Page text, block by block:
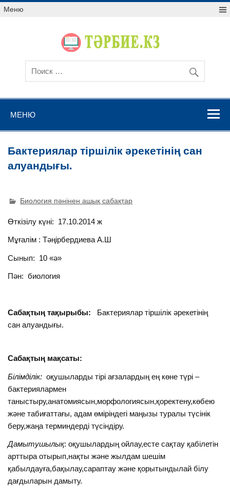
Меню
МЕНЮ
Бактериялар тіршілік әрекетінің сан
алуандығы.
Биология пәнінен ашық сабақтар
Өткізілу күні: 17.10.2014 ж
Мұғалім : Тәңірбердиева А.Ш
Сынып: 10 «ә»
Пән: биология
Сабақтың тақырыбы: Бактериялар тіршілік әрекетінің
сан алуандығы.
Сабақтың мақсаты:
Білімділік: оқушыларды тірі ағзалардың ең көне түрі –
бактериялармен
таныстыру,анатомиясын,морфологиясын,қоректену,көбею
және табиғаттағы, адам өміріндегі маңызы туралы түсінік
беру,жаңа терминдерді түсіндіру.
Дамытушылық: оқушылардың ойлау,есте сақтау қабілетін
арттыра отырып,нақты және жылдам шешім
қабылдауға,бақылау,сараптау және қорытындылай білу
дағдыларын дамыту.